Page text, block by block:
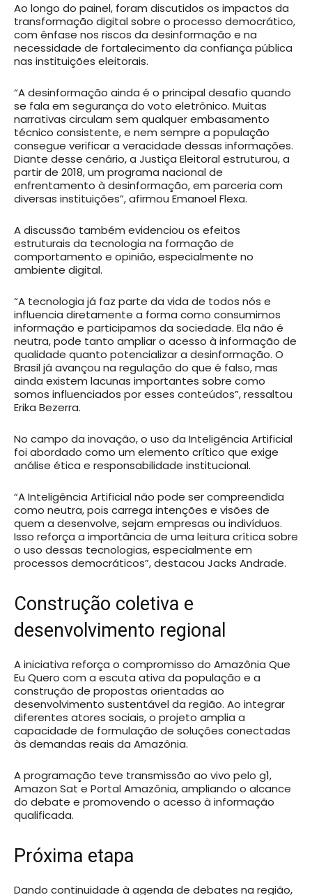
Ao longo do painel, foram discutidos os impactos da
transformação digital sobre o processo democrático,
com ênfase nos riscos da desinformação e na
necessidade de fortalecimento da confiança pública
nas instituições eleitorais.
“A desinformação ainda é o principal desafio quando
se fala em segurança do voto eletrônico. Muitas
narrativas circulam sem qualquer embasamento
técnico consistente, e nem sempre a população
consegue verificar a veracidade dessas informações.
Diante desse cenário, a Justiça Eleitoral estruturou, a
partir de 2018, um programa nacional de
enfrentamento à desinformação, em parceria com
diversas instituições”, afirmou Emanoel Flexa.
A discussão também evidenciou os efeitos
estruturais da tecnologia na formação de
comportamento e opinião, especialmente no
ambiente digital.
“A tecnologia já faz parte da vida de todos nós e
influencia diretamente a forma como consumimos
informação e participamos da sociedade. Ela não é
neutra, pode tanto ampliar o acesso à informação de
qualidade quanto potencializar a desinformação. O
Brasil já avançou na regulação do que é falso, mas
ainda existem lacunas importantes sobre como
somos influenciados por esses conteúdos”, ressaltou
Erika Bezerra.
No campo da inovação, o uso da Inteligência Artificial
foi abordado como um elemento crítico que exige
análise ética e responsabilidade institucional.
“A Inteligência Artificial não pode ser compreendida
como neutra, pois carrega intenções e visões de
quem a desenvolve, sejam empresas ou indivíduos.
Isso reforça a importância de uma leitura crítica sobre
o uso dessas tecnologias, especialmente em
processos democráticos”, destacou Jacks Andrade.
Construção coletiva e
desenvolvimento regional
A iniciativa reforça o compromisso do Amazônia Que
Eu Quero com a escuta ativa da população e a
construção de propostas orientadas ao
desenvolvimento sustentável da região. Ao integrar
diferentes atores sociais, o projeto amplia a
capacidade de formulação de soluções conectadas
às demandas reais da Amazônia.
A programação teve transmissão ao vivo pelo g1,
Amazon Sat e Portal Amazônia, ampliando o alcance
do debate e promovendo o acesso à informação
qualificada.
Próxima etapa
Dando continuidade à agenda de debates na região,